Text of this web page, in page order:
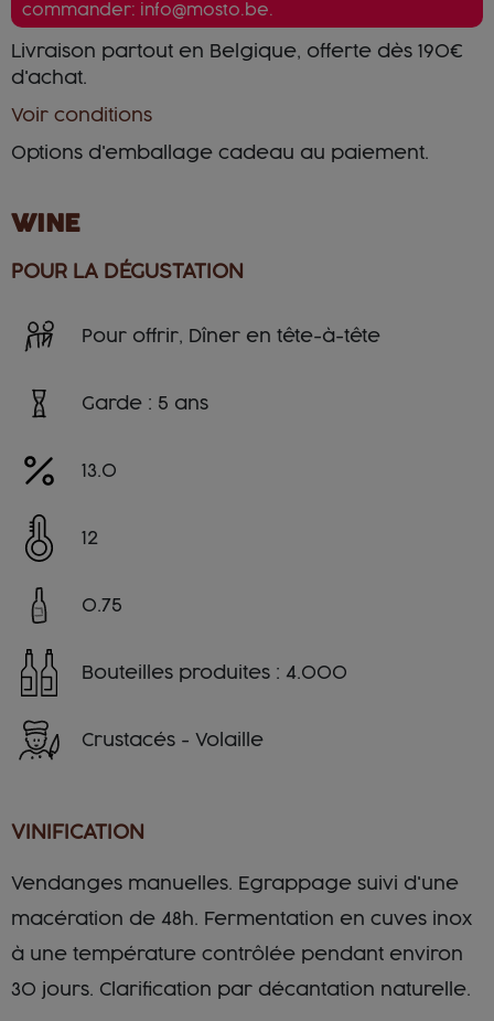
commander: info@mosto.be.
Livraison partout en Belgique, offerte dès 190€
d'achat.
Voir conditions
Options d'emballage cadeau au paiement.
WINE
POUR LA DÉGUSTATION
Pour offrir, Dîner en tête-à-tête
Garde : 5 ans
13.0
12
0.75
Bouteilles produites : 4.000
Crustacés - Volaille
VINIFICATION
Vendanges manuelles. Egrappage suivi d'une
macération de 48h. Fermentation en cuves inox
à une température contrôlée ​pendant environ
30 jours. Clarification par décantation naturelle.